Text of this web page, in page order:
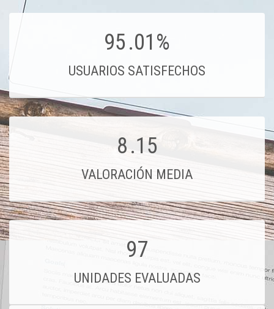
95.01%
USUARIOS SATISFECHOS
8.15
VALORACIÓN MEDIA
97
UNIDADES EVALUADAS